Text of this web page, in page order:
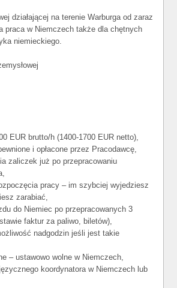
działającej na terenie Warburga od zaraz
praca w Niemczech także dla chętnych
niemieckiego.
EUR brutto/h (1400-1700 EUR netto),
i opłacone przez Pracodawcę,
zaliczek już po przepracowaniu
pracy – im szybciej wyjedziesz
zarabiać,
do Niemiec po przepracowanych 3
faktur za paliwo, biletów),
nadgodzin jeśli jest takie
– ustawowo wolne w Niemczech,
koordynatora w Niemczech lub